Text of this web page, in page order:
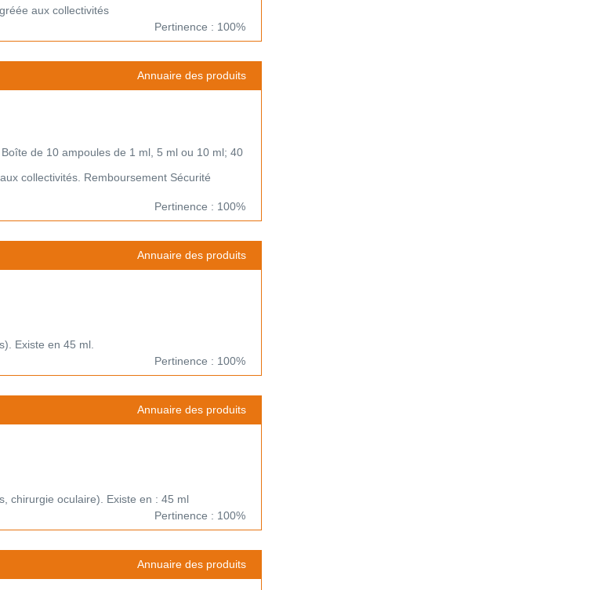
aux collectivités
Pertinence : 100%
Annuaire des produits
de 10 ampoules de 1 ml, 5 ml ou 10 ml; 40
collectivités. Remboursement Sécurité
Pertinence : 100%
Annuaire des produits
Existe en 45 ml.
Pertinence : 100%
Annuaire des produits
chirurgie oculaire). Existe en : 45 ml
Pertinence : 100%
Annuaire des produits